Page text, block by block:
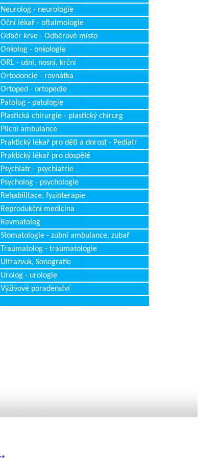
Neurolog - neurologie
Oční lékař - oftalmologie
Odběr krve - Odběrové místo
Onkolog - onkologie
ORL - ušní, nosní, krční
Ortodoncie - rovnátka
Ortoped - ortopedie
Patolog - patologie
Plastická chirurgie - plastický chirurg
Plicní ambulance
Praktický lékař pro děti a dorost - Pediatr
Praktický lékař pro dospělé
Psychiatr - psychiatrie
Psycholog - psychologie
Rehabilitace, fyzioterapie
Reprodukční medicína
Revmatolog
Stomatologie - zubní ambulance, zubař
Traumatolog - traumatologie
Ultrazvuk, Sonografie
Urolog - urologie
Výživové poradenství